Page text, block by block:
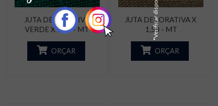
JUTA DECORATIVA
VERDE X 1,00 - MT
ORÇAR
JUTA DECORATIVA X
1,50 - MT
ORÇAR